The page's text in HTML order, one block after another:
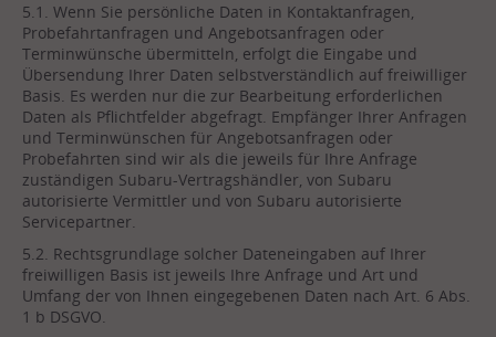
5.1. Wenn Sie persönliche Daten in Kontaktanfragen,
Probefahrtanfragen und Angebotsanfragen oder
Terminwünsche übermitteln, erfolgt die Eingabe und
Übersendung Ihrer Daten selbstverständlich auf freiwilliger
Basis. Es werden nur die zur Bearbeitung erforderlichen
Daten als Pflichtfelder abgefragt. Empfänger Ihrer Anfragen
und Terminwünschen für Angebotsanfragen oder
Probefahrten sind wir als die jeweils für Ihre Anfrage
zuständigen Subaru-Vertragshändler, von Subaru
autorisierte Vermittler und von Subaru autorisierte
Servicepartner.
5.2. Rechtsgrundlage solcher Dateneingaben auf Ihrer
freiwilligen Basis ist jeweils Ihre Anfrage und Art und
Umfang der von Ihnen eingegebenen Daten nach Art. 6 Abs.
1 b DSGVO.